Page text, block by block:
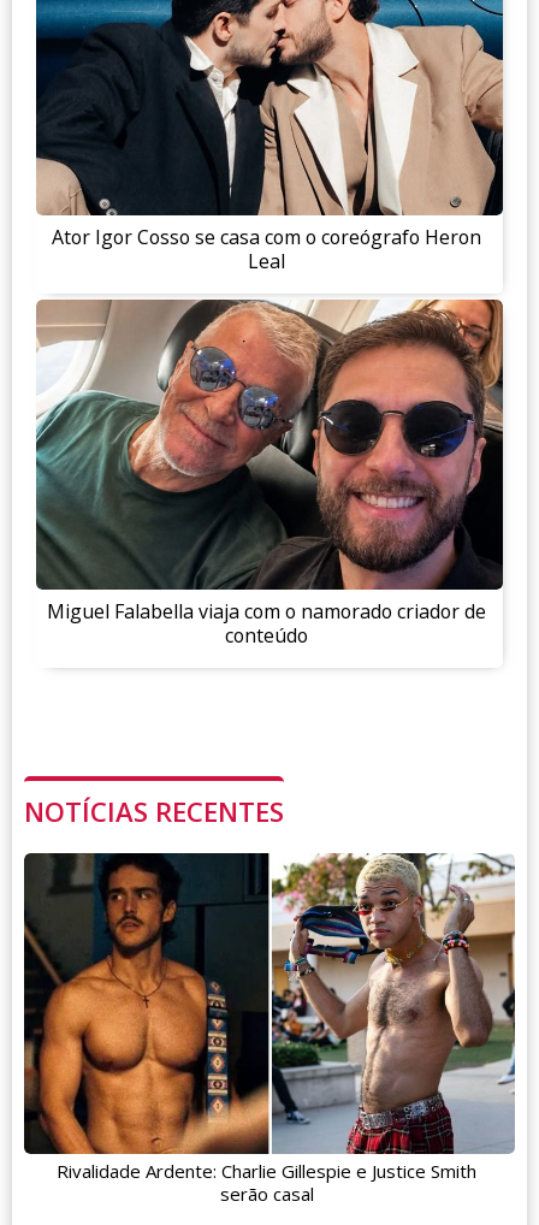
Ator Igor Cosso se casa com o coreógrafo Heron
Leal
Miguel Falabella viaja com o namorado criador de
conteúdo
NOTÍCIAS RECENTES
Rivalidade Ardente: Charlie Gillespie e Justice Smith
serão casal